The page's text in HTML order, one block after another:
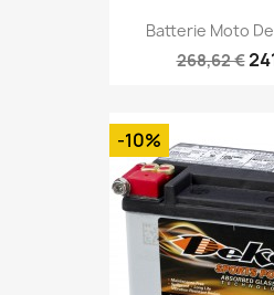
Batterie Moto
268,62 €
-10%